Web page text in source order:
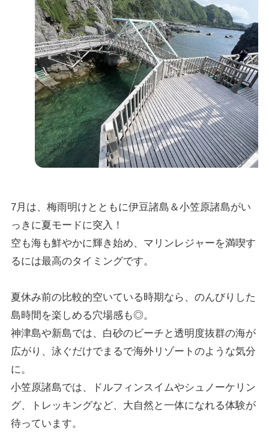
7月は、梅雨明けとともに伊豆諸島＆小笠原諸島がい
っきに夏モードに突入！
空も海も鮮やかに輝き始め、マリンレジャーを満喫す
るには最高のタイミングです。
夏休み前の比較的空いている時期なら、のんびりした
島時間を楽しめる穴場感も◎。
神津島や新島では、白砂のビーチと透明度抜群の海が
広がり、泳ぐだけでまるで海外リゾートのような気分
に。
小笠原諸島では、ドルフィンスイムやシュノーケリン
グ、トレッキングなど、大自然と一体になれる体験が
待っています。